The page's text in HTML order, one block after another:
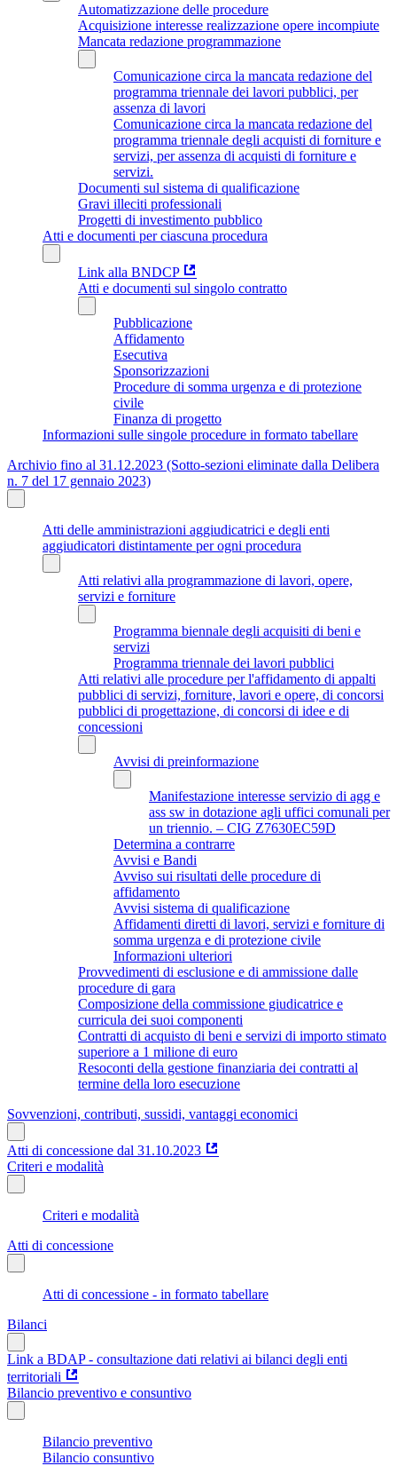
Automatizzazione delle procedure
Acquisizione interesse realizzazione opere incompiute
Mancata redazione programmazione
Comunicazione circa la mancata redazione del
programma triennale dei lavori pubblici, per
assenza di lavori
Comunicazione circa la mancata redazione del
programma triennale degli acquisti di forniture e
servizi, per assenza di acquisti di forniture e
servizi.
Documenti sul sistema di qualificazione
Gravi illeciti professionali
Progetti di investimento pubblico
Atti e documenti per ciascuna procedura
Link alla BNDCP
Atti e documenti sul singolo contratto
Pubblicazione
Affidamento
Esecutiva
Sponsorizzazioni
Procedure di somma urgenza e di protezione
civile
Finanza di progetto
Informazioni sulle singole procedure in formato tabellare
Archivio fino al 31.12.2023 (Sotto-sezioni eliminate dalla Delibera
n. 7 del 17 gennaio 2023)
Atti delle amministrazioni aggiudicatrici e degli enti
aggiudicatori distintamente per ogni procedura
Atti relativi alla programmazione di lavori, opere,
servizi e forniture
Programma biennale degli acquisiti di beni e
servizi
Programma triennale dei lavori pubblici
Atti relativi alle procedure per l'affidamento di appalti
pubblici di servizi, forniture, lavori e opere, di concorsi
pubblici di progettazione, di concorsi di idee e di
concessioni
Avvisi di preinformazione
Manifestazione interesse servizio di agg e
ass sw in dotazione agli uffici comunali per
un triennio. – CIG Z7630EC59D
Determina a contrarre
Avvisi e Bandi
Avviso sui risultati delle procedure di
affidamento
Avvisi sistema di qualificazione
Affidamenti diretti di lavori, servizi e forniture di
somma urgenza e di protezione civile
Informazioni ulteriori
Provvedimenti di esclusione e di ammissione dalle
procedure di gara
Composizione della commissione giudicatrice e
curricula dei suoi componenti
Contratti di acquisto di beni e servizi di importo stimato
superiore a 1 milione di euro
Resoconti della gestione finanziaria dei contratti al
termine della loro esecuzione
Sovvenzioni, contributi, sussidi, vantaggi economici
Atti di concessione dal 31.10.2023
Criteri e modalità
Criteri e modalità
Atti di concessione
Atti di concessione - in formato tabellare
Bilanci
Link a BDAP - consultazione dati relativi ai bilanci degli enti
territoriali
Bilancio preventivo e consuntivo
Bilancio preventivo
Bilancio consuntivo